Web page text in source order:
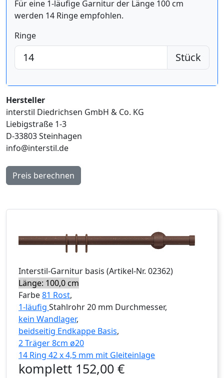
Für eine 1-läufige Garnitur der Länge 100 cm
werden 14 Ringe empfohlen.
Ringe
Stück
Hersteller
interstil Diedrichsen GmbH & Co. KG
Liebigstraße 1-3
D-33803 Steinhagen
info@interstil.de
Preis berechnen
Interstil-Garnitur basis (Artikel-Nr. 02362)
Länge: 100,0 cm
Farbe81 Rost,
1-läufig Stahlrohr 20 mm Durchmesser,
kein Wandlager,
beidseitig Endkappe Basis,
2 Träger 8cm ø20
14 Ring 42 x 4,5 mm mit Gleiteinlage
komplett 152,00 €